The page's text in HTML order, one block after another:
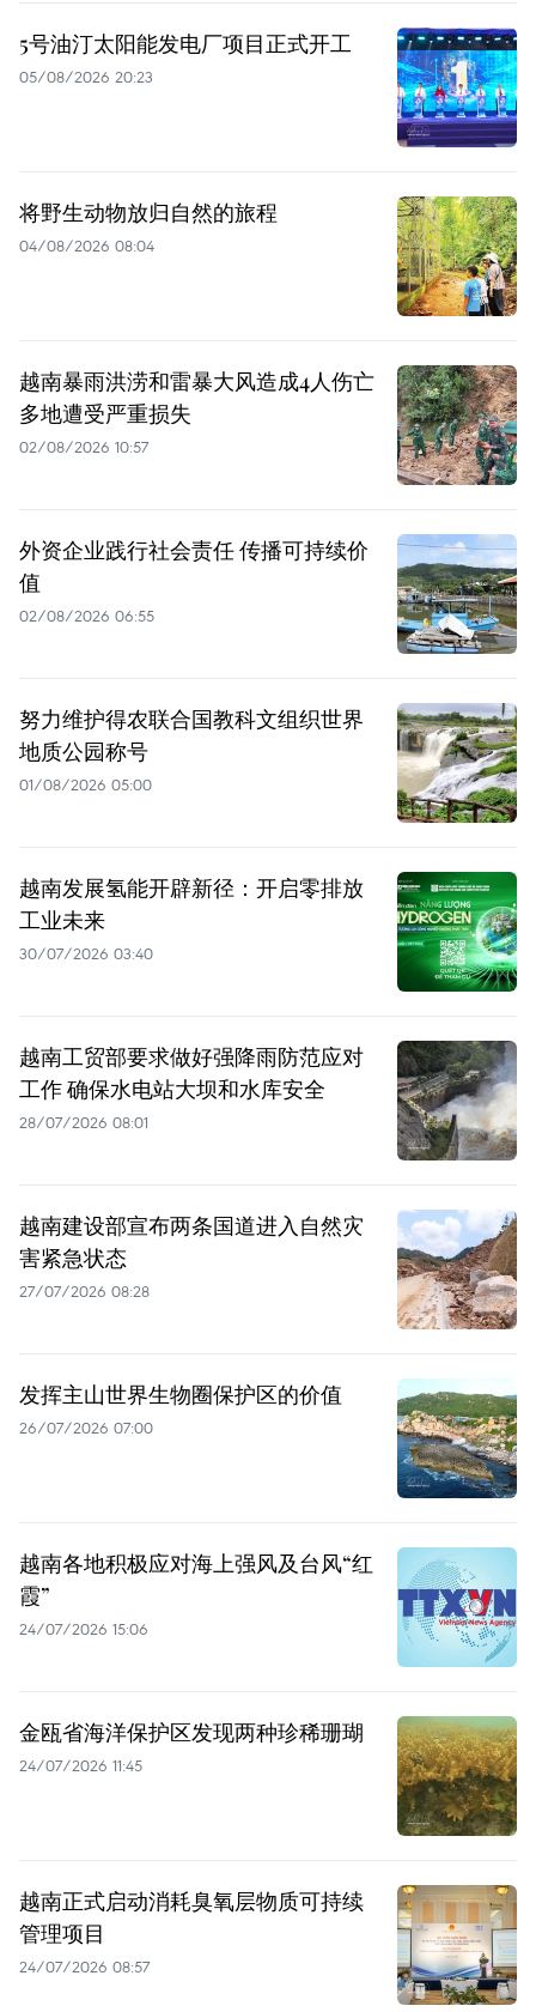
5号油汀太阳能发电厂项目正式开工
05/08/2026 20:23
将野生动物放归自然的旅程
04/08/2026 08:04
越南暴雨洪涝和雷暴大风造成4人伤亡
多地遭受严重损失
02/08/2026 10:57
外资企业践行社会责任 传播可持续价
值
02/08/2026 06:55
努力维护得农联合国教科文组织世界
地质公园称号
01/08/2026 05:00
越南发展氢能开辟新径：开启零排放
工业未来
30/07/2026 03:40
越南工贸部要求做好强降雨防范应对
工作 确保水电站大坝和水库安全
28/07/2026 08:01
越南建设部宣布两条国道进入自然灾
害紧急状态
27/07/2026 08:28
发挥主山世界生物圈保护区的价值
26/07/2026 07:00
越南各地积极应对海上强风及台风“红
霞”
24/07/2026 15:06
金瓯省海洋保护区发现两种珍稀珊瑚
24/07/2026 11:45
越南正式启动消耗臭氧层物质可持续
管理项目
24/07/2026 08:57